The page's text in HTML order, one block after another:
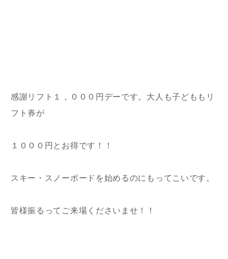
感謝リフト１，０００円デーです。大人も子どももリ
フト券が
１０００円とお得です！！
スキー・スノーボードを始めるのにもってこいです。
皆様振るってご来場くださいませ！！